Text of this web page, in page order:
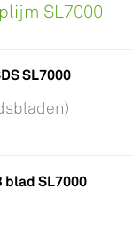
SL7000
SL7000
SL7000